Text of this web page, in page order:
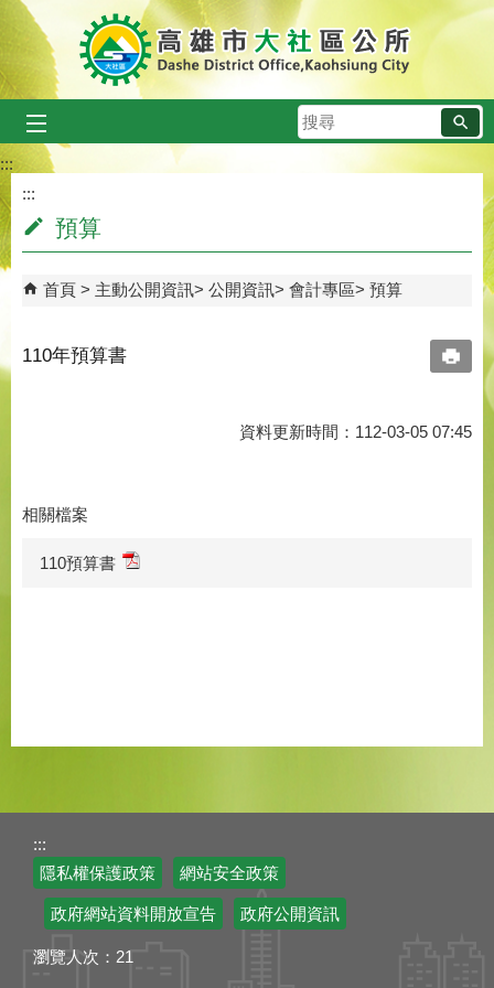
跳到主要內容區塊
搜
尋
:::
:::
預算
首頁 主動公開資訊 公開資訊 會計專區 預算
110年預算書
資料更新時間：112-03-05 07:45
相關檔案
110預算書
:::
隱私權保護政策
網站安全政策
政府網站資料開放宣告 政府公開資訊
瀏覽人次： 21